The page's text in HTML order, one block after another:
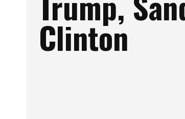
Clinton